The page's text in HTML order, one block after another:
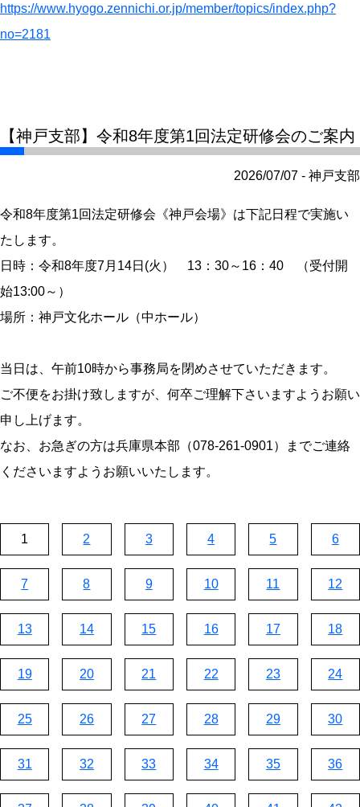
https://www.hyogo.zennichi.or.jp/member/topics/index.php?
no=2181
【神戸支部】令和8年度第1回法定研修会のご案内
2026/07/07 - 神戸支部
令和8年度第1回法定研修会《神戸会場》は下記日程で実施い
たします。
日時：令和8年度7月14日(火） 13：30～16：40 （受付開
始13:00～）
場所：神戸文化ホール（中ホール）
当日は、午前10時から事務局を閉めさせていただきます。
ご不便をお掛け致しますが、何卒ご理解下さいますようお願い
申し上げます。
なお、お急ぎの方は兵庫県本部（078-261-0901）までご連絡
くださいますようお願いいたします。
1 2 3 4 5 6
7 8 9 10 11 12
13 14 15 16 17 18
19 20 21 22 23 24
25 26 27 28 29 30
31 32 33 34 35 36